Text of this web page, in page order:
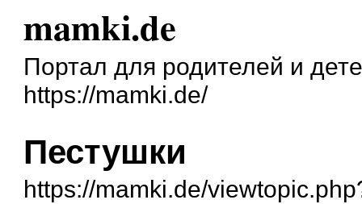
mamki.de
Портал для родителей и
https://mamki.de/
Пестушки
https://mamki.de/